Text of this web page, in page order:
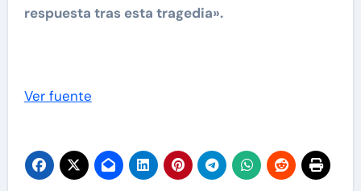
respuesta tras esta tragedia».
Ver fuente